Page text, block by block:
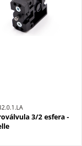
3/2 esfera -